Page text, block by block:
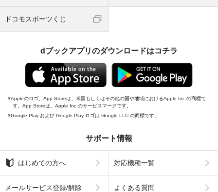
ドコモスポーツくじ
dブックアプリのダウンロードはコチラ
Appleのロゴ、App Storeは、米国もしくはその他の国や地域におけるApple Inc.の商標で
す。App Storeは、Apple Inc.のサービスマークです。
Google Play および Google Play ロゴは Google LLC の商標です。
サポート情報
はじめての方へ 対応機種一覧
メールサービス登録/解除 よくある質問